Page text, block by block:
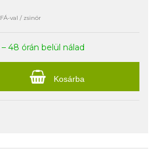
val / zsinór
48 órán belül nálad
Kosárba